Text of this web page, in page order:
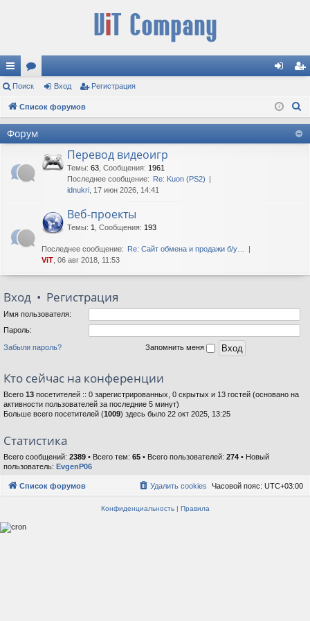
с
ы
лк
ор
ум д ис
тр
Поиск Вход Регистрация
Список форумов
Форум
Перевод видеоигр
Темы: 63 Сообщения: 1961
Последнее сообщение: Re: Kuon (PS2)
idnukri , 17 июн 2026, 14:41
Веб-проекты
Темы: 1 Сообщения: 193
Последнее сообщение: Re: Сайт обмена и продажи б/у…
ViT , 06 авг 2018, 11:53
Вход • Регистрация
Имя пользователя:
Пароль:
Забыли пароль? Запомнить меня
Кто сейчас на конференции
Всего 13 посетителей :: 0 зарегистрированных, 0 скрытых и 13 гостей (основано на
активности пользователей за последние 5 минут)
Больше всего посетителей (1009) здесь было 22 окт 2025, 13:25
Статистика
Всего сообщений: 2389 • Всего тем: 65 • Всего пользователей: 274 • Новый
пользователь: EvgenP06
Список форумов Часовой пояс: UTC+03:00
Удалить cookies
Конфиденциальность| Правила